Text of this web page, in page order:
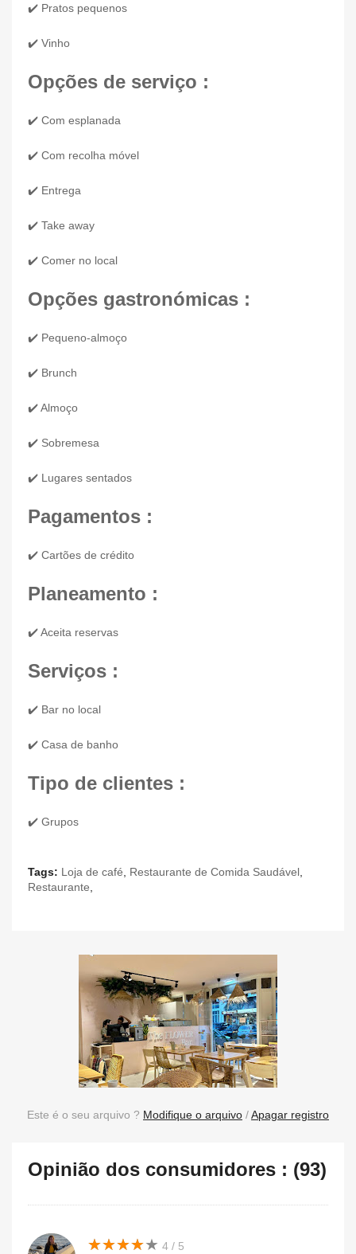
✔️ Pratos pequenos
✔️ Vinho
Opções de serviço :
✔️ Com esplanada
✔️ Com recolha móvel
✔️ Entrega
✔️ Take away
✔️ Comer no local
Opções gastronómicas :
✔️ Pequeno-almoço
✔️ Brunch
✔️ Almoço
✔️ Sobremesa
✔️ Lugares sentados
Pagamentos :
✔️ Cartões de crédito
Planeamento :
✔️ Aceita reservas
Serviços :
✔️ Bar no local
✔️ Casa de banho
Tipo de clientes :
✔️ Grupos
Tags: Loja de café Restaurante de Comida Saudável
Restaurante
Este é o seu arquivo ? Modifique o arquivo /Apagar registro
Opinião dos consumidores : (93)
★★★★★
★★★★★ 4 / 5